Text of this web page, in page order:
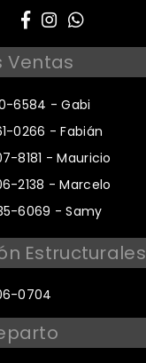
Ventas
6584 - Gabi
0266 - Fabián
8181 - Mauricio
2138 - Marcelo
6069 - Samy
Estructurales
0704